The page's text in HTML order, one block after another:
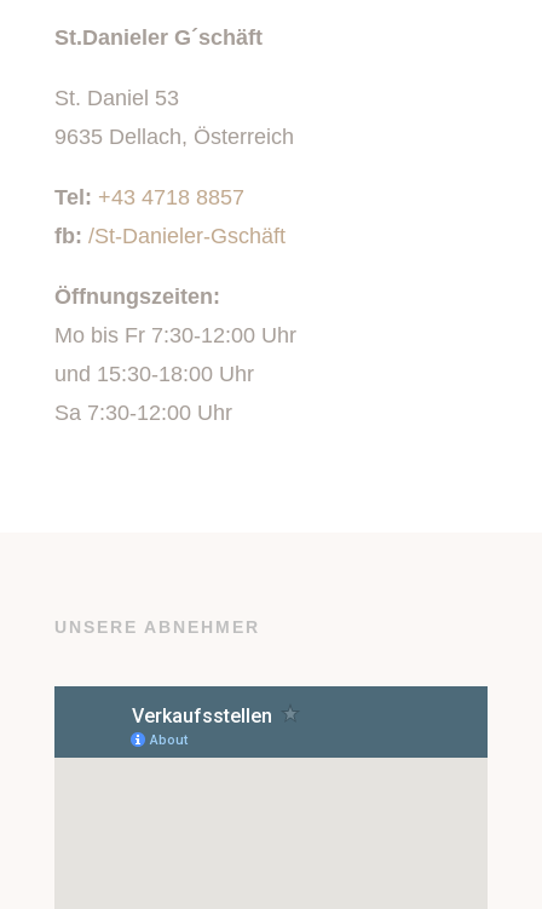
St.Danieler G´schäft
St. Daniel 53
9635 Dellach, Österreich
Tel: +43 4718 8857
fb: /St-Danieler-Gschäft
Öffnungszeiten:
Mo bis Fr 7:30-12:00 Uhr
und 15:30-18:00 Uhr
Sa 7:30-12:00 Uhr
UNSERE ABNEHMER